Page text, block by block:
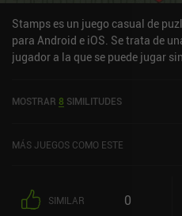
Stamps es un juego casual de
para Android e iOS. Se trata de
jugador a la que se puede jugar
una valoración de 5 sobre 5,0 en la
MOSTRAR 8 SIMILITUDES
MÁS JUEGOS COMO ESTE
SIMILAR 0